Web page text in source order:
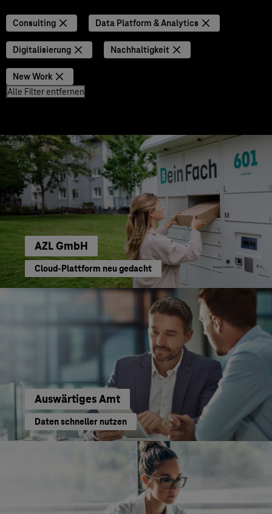
Consulting Data Platform & Analytics
Digitalisierung Nachhaltigkeit
New Work
Alle Filter entfernen
AZL GmbH
Cloud-Plattform neu gedacht
Auswärtiges Amt
Daten schneller nutzen